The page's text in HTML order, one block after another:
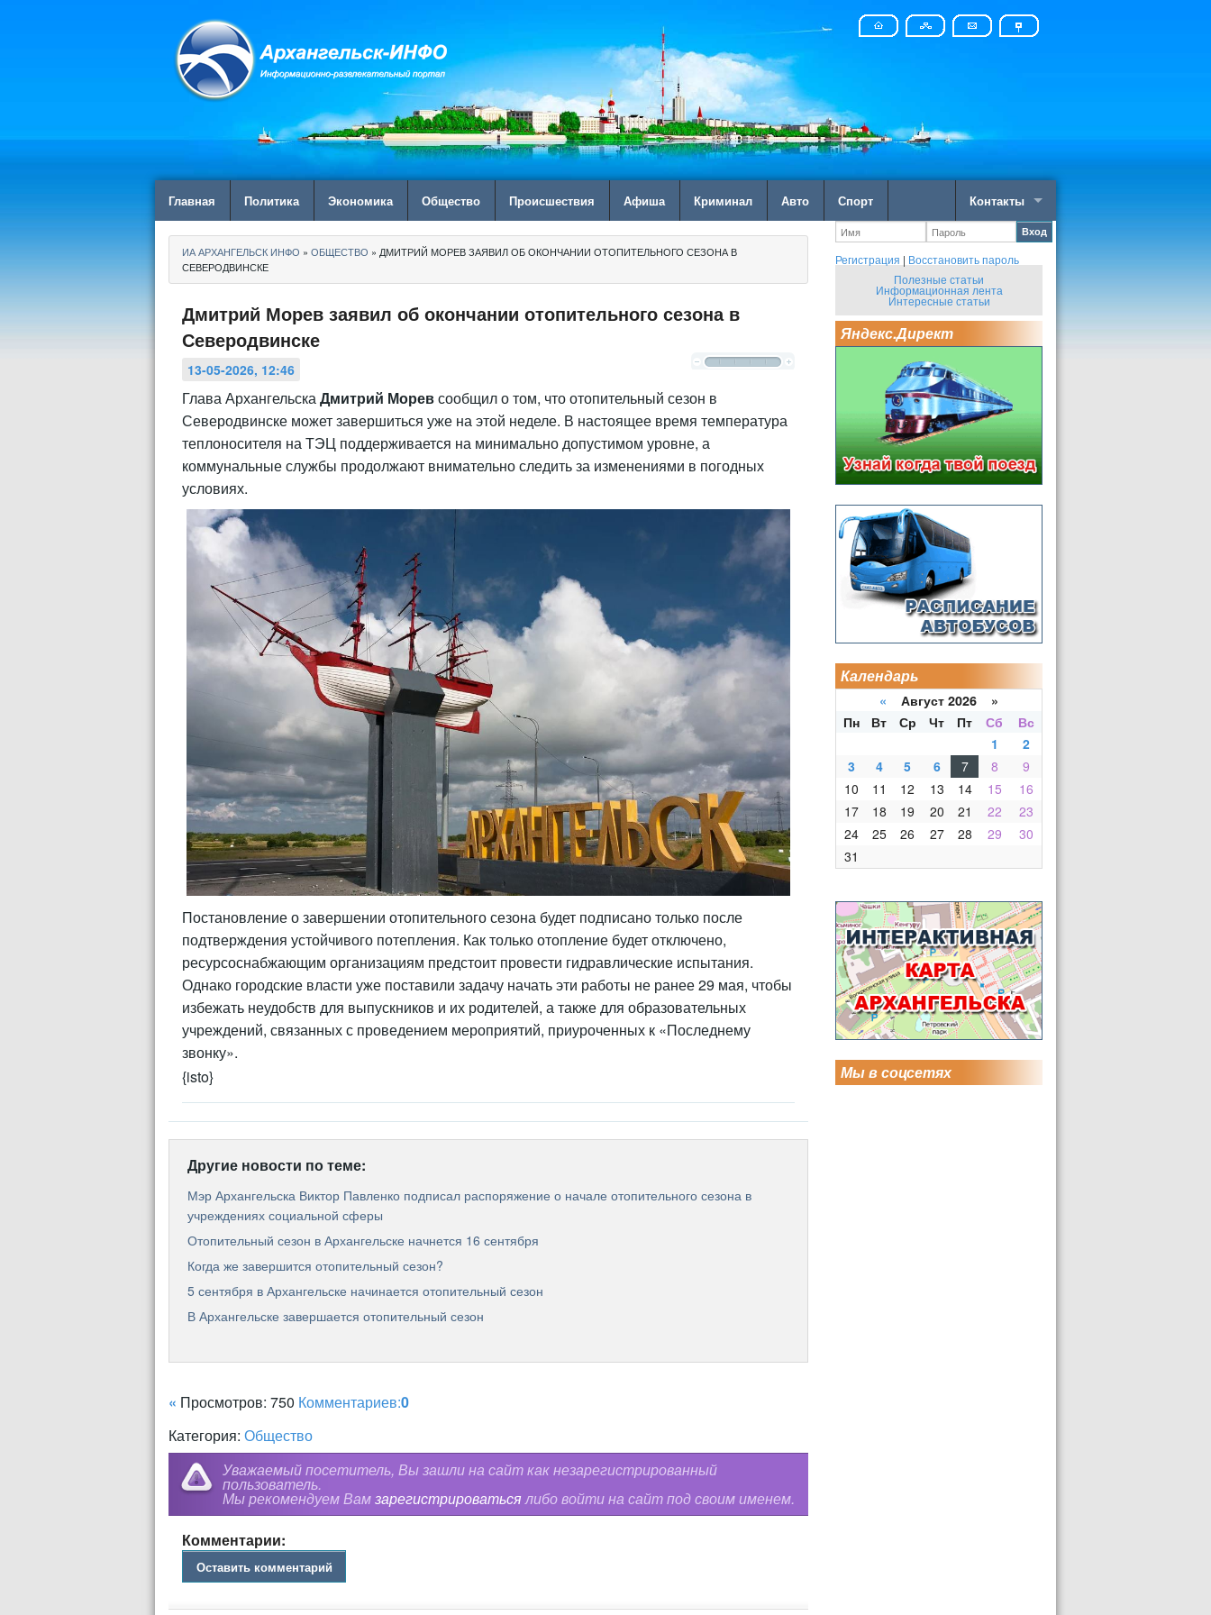
Главная Политика Экономика Общество Происшествия Афиша Криминал Авто Спорт Контакты
ИА АРХАНГЕЛЬСК ИНФО » ОБЩЕСТВО » ДМИТРИЙ МОРЕВ ЗАЯВИЛ ОБ ОКОНЧАНИИ ОТОПИТЕЛЬНОГО СЕЗОНА В
СЕВЕРОДВИНСКЕ
Дмитрий Морев заявил об окончании отопительного сезона в
Северодвинске
13-05-2026, 12:46
Глава АрхангельскаДмитрий Моревсообщил о том, что отопительный сезон в
Северодвинске может завершиться уже на этой неделе. В настоящее время температура
теплоносителя на ТЭЦ поддерживается на минимально допустимом уровне, а
коммунальные службы продолжают внимательно следить за изменениями в погодных
условиях.
Постановление о завершении отопительного сезона будет подписано только после
подтверждения устойчивого потепления. Как только отопление будет отключено,
ресурсоснабжающим организациям предстоит провести гидравлические испытания.
Однако городские власти уже поставили задачу начать эти работы не ранее 29 мая, чтобы
избежать неудобств для выпускников и их родителей, а также для образовательных
учреждений, связанных с проведением мероприятий, приуроченных к «Последнему
звонку».
{isto}
Другие новости по теме:
Мэр Архангельска Виктор Павленко подписал распоряжение о начале отопительного сезона в
учреждениях социальной сферы
Отопительный сезон в Архангельске начнется 16 сентября
Когда же завершится отопительный сезон?
5 сентября в Архангельске начинается отопительный сезон
В Архангельске завершается отопительный сезон
« Просмотров: 750 Комментариев:0
Категория: Общество
Уважаемый посетитель, Вы зашли на сайт как незарегистрированный
пользователь.
Мы рекомендуем Вамзарегистрироватьсялибо войти на сайт под своим именем.
Комментарии:
Оставить комментарий
Вход
Регистрация | Восстановить пароль
Полезные статьи
Информационная лента
Интересные статьи
Яндекс.Директ
Календарь
« Август 2026 »
Пн
Вт Ср Чт Пт Сб
Вс
1
2
3
4 5 6 7 8
9
10
11 12 13 14 15
16
17
18 19 20 21 22
23
24
25 26 27 28 29
30
31
Мы в соцсетях